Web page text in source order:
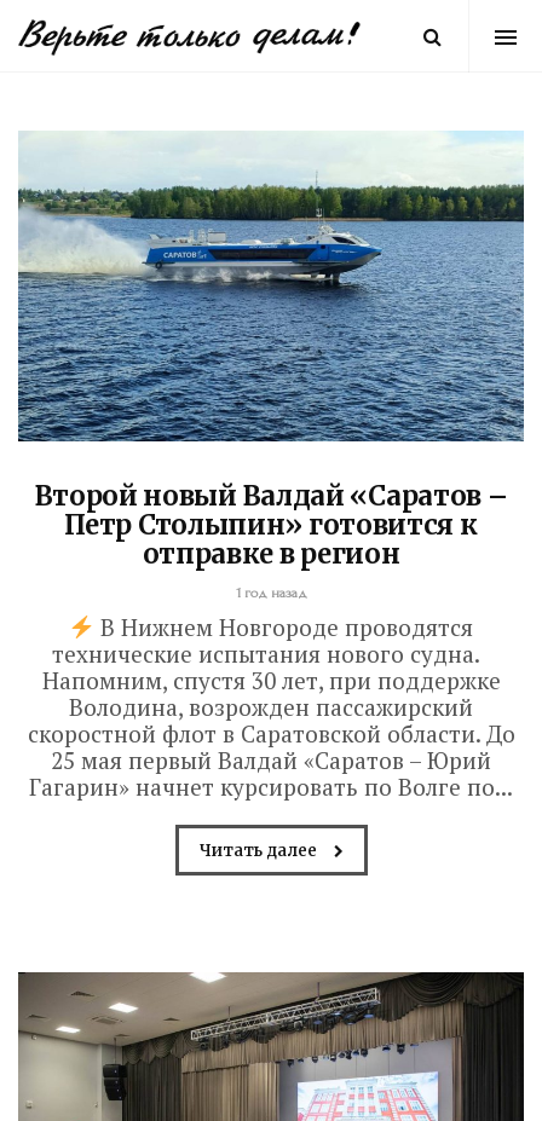
Второй новый Валдай «Саратов –
Петр Столыпин» готовится к
отправке в регион
1 год назад
В Нижнем Новгороде проводятся
технические испытания нового судна.
Напомним, спустя 30 лет, при поддержке
Володина, возрожден пассажирский
скоростной флот в Саратовской области. До
25 мая первый Валдай «Саратов – Юрий
Гагарин» начнет курсировать по Волге по...
Читать далее